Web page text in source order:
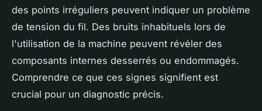
des points irréguliers peuvent indiquer un problème
de tension du fil. Des bruits inhabituels lors de
l'utilisation de la machine peuvent révéler des
composants internes desserrés ou endommagés.
Comprendre ce que ces signes signifient est
crucial pour un diagnostic précis.